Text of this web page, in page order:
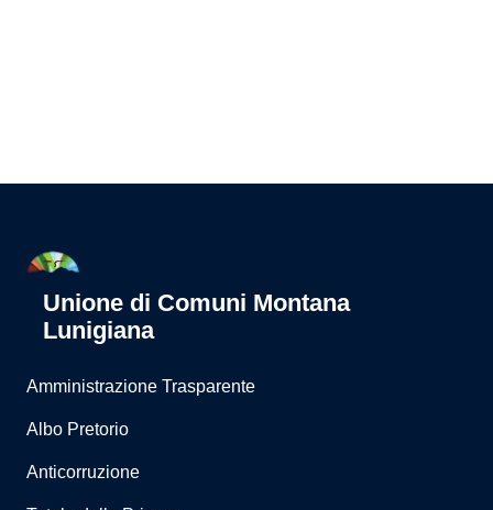
Unione di Comuni Montana
Lunigiana
Amministrazione Trasparente
Albo Pretorio
Anticorruzione